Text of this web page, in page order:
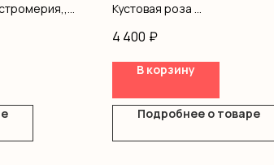
Кустовая роза
Оформление
4 400 ₽
В корзину
Подробнее о товаре